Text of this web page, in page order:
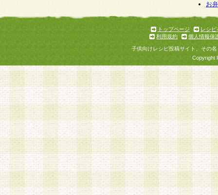
お
トップページ
レシピ
利用規約
個人情報保
子供向けレシピ投稿サイト、その
Copyright